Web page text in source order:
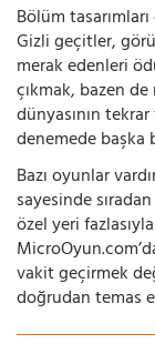
Bölüm
Gizli geçitler,
merak edenleri
çıkmak, bazen
dünyasının
denemede başka
Bazı oyunlar
sayesinde
özel yeri
vakit geçirmek
doğrudan temas